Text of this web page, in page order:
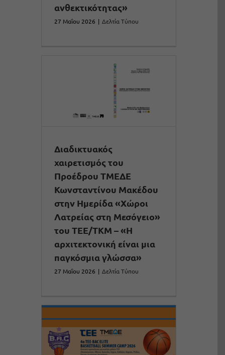
ανθεκτικότητας»
27 Μαΐου 2026 | Δελτία Τύπου
Διαδικτυακός
χαιρετισμός του
Προέδρου ΤΜΕΔΕ
Κωνσταντίνου Μακέδου
στην Ημερίδα «Χώροι
Λατρείας στη Μεσόγειο»
του ΤΕΕ/ΤΚΜ – «Η
αρχιτεκτονική είναι μια
παγκόσμια γλώσσα»
27 Μαΐου 2026 | Δελτία Τύπου